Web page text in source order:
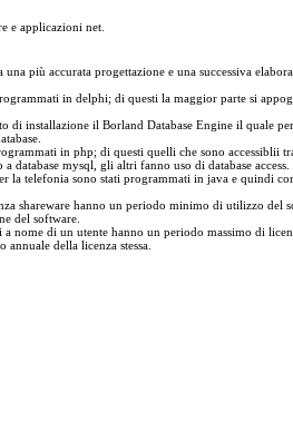
e applicazioni net.
più accurata progettazione e una successiva
in delphi; di questi la maggior parte si
di installazione il Borland Database Engine il quale
in php; di questi quelli che sono accessiblii
database mysql, gli altri fanno uso di database access.
la telefonia sono stati programmati in java e quindi
shareware hanno un periodo minimo di utilizzo del
del software.
nome di un utente hanno un periodo massimo di
della licenza stessa.